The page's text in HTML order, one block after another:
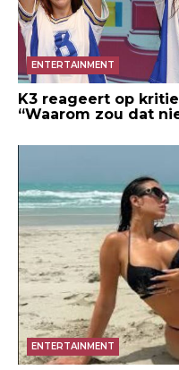
ENTERTAINMENT
K3 reageert op
“Waarom zou dat
ENTERTAINMENT